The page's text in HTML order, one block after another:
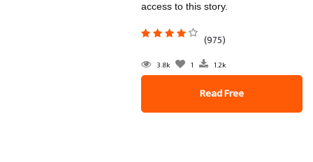
access to this story.
(975)
3.8k 1 1.2k
Read Free